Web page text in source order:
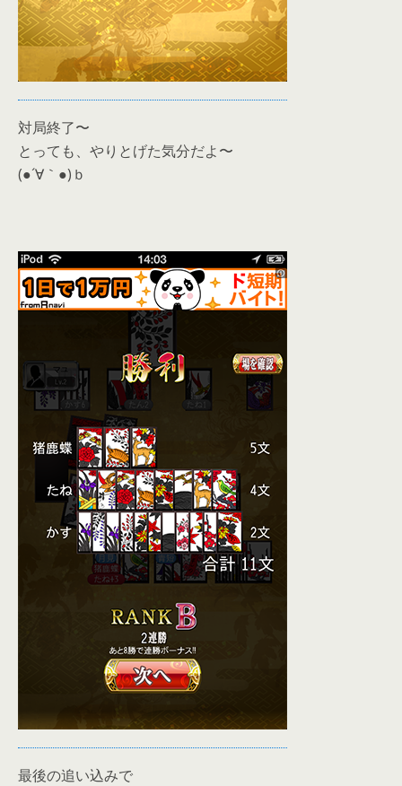
対局終了〜
とっても、やりとげた気分だよ〜
(●´∀｀●)ｂ
最後の追い込みで